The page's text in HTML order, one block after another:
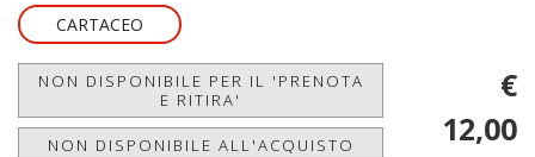
CARTACEO
NON DISPONIBILE PER IL 'PRENOTA
E RITIRA'
NON DISPONIBILE ALL'ACQUISTO
€
12,00